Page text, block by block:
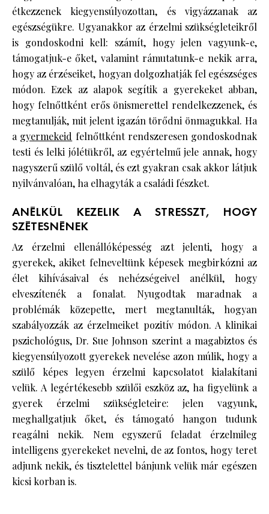
étkezzenek kiegyensúlyozottan, és vigyázzanak az
egészségükre. Ugyanakkor az érzelmi szükségleteikről
is gondoskodni kell: számít, hogy jelen vagyunk-e,
támogatjuk-e őket, valamint rámutatunk-e nekik arra,
hogy az érzéseiket, hogyan dolgozhatják fel egészséges
módon. Ezek az alapok segítik a gyerekeket abban,
hogy felnőttként erős önismerettel rendelkezzenek, és
megtanulják, mit jelent igazán törődni önmagukkal. Ha
a gyermekeid felnőttként rendszeresen gondoskodnak
testi és lelki jólétükről, az egyértelmű jele annak, hogy
nagyszerű szülő voltál, és ezt gyakran csak akkor látjuk
nyilvánvalóan, ha elhagyták a családi fészket.
ANÉLKÜL KEZELIK A STRESSZT, HOGY
SZÉTESNÉNEK
Az érzelmi ellenállóképesség azt jelenti, hogy a
gyerekek, akiket felneveltünk képesek megbirkózni az
élet kihívásaival és nehézségeivel anélkül, hogy
elveszítenék a fonalat. Nyugodtak maradnak a
problémák közepette, mert megtanulták, hogyan
szabályozzák az érzelmeiket pozitív módon. A klinikai
pszichológus, Dr. Sue Johnson szerint a magabiztos és
kiegyensúlyozott gyerekek nevelése azon múlik, hogy a
szülő képes legyen érzelmi kapcsolatot kialakítani
velük. A legértékesebb szülői eszköz az, ha figyelünk a
gyerek érzelmi szükségleteire: jelen vagyunk,
meghallgatjuk őket, és támogató hangon tudunk
reagálni nekik. Nem egyszerű feladat érzelmileg
intelligens gyerekeket nevelni, de az fontos, hogy teret
adjunk nekik, és tisztelettel bánjunk velük már egészen
kicsi korban is.